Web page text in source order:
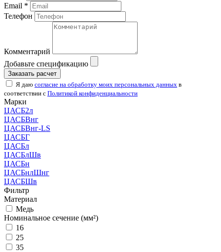
Email *
Телефон
Комментарий
Добавьте спецификацию
Заказать расчет
Я даю согласие на обработку моих персональных данных в
соответствии с Политикой конфиденциальности
Марки
ЦАСБ2л
ЦАСБВнг
ЦАСБВнг-LS
ЦАСБГ
ЦАСБл
ЦАСБлШв
ЦАСБн
ЦАСБнлШнг
ЦАСБШв
Фильтр
Материал
Медь
Номинальное сечение (мм²)
16
25
35